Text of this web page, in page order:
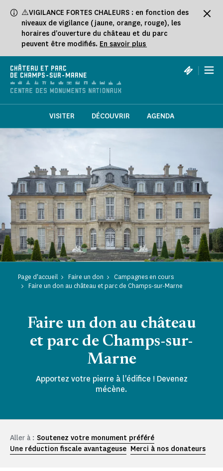
⚠️VIGILANCE FORTES CHALEURS : en fonction des
niveaux de vigilance (jaune, orange, rouge), les
horaires d'ouverture du château et du parc
peuvent être modifiés. En savoir plus
CHÂTEAU ET PARC
DE CHAMPS-SUR-MARNE
|
VISITER DÉCOUVRIR AGENDA
Page d'accueil Faire un don
Campagnes en cours
Faire un don au château et parc de Champs-sur-Marne
Faire un don au château
et parc de Champs-sur-
Marne
Apportez votre pierre à l'édifice ! Devenez
mécène.
Aller à : Soutenez votre monument préféré
Une réduction fiscale avantageuse Merci à nos donateurs